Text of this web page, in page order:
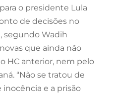
o presidente Lula
de decisões no
segundo Wadih
que ainda não
HC anterior, nem pelo
“Não se tratou de
e a prisão